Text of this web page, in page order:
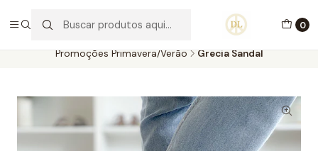
0
PORTES GRÁTIS ACIMA DE 70€ PORTUGAL CONTINENTAL
Promoções Primavera/Verão
Grecia Sandal